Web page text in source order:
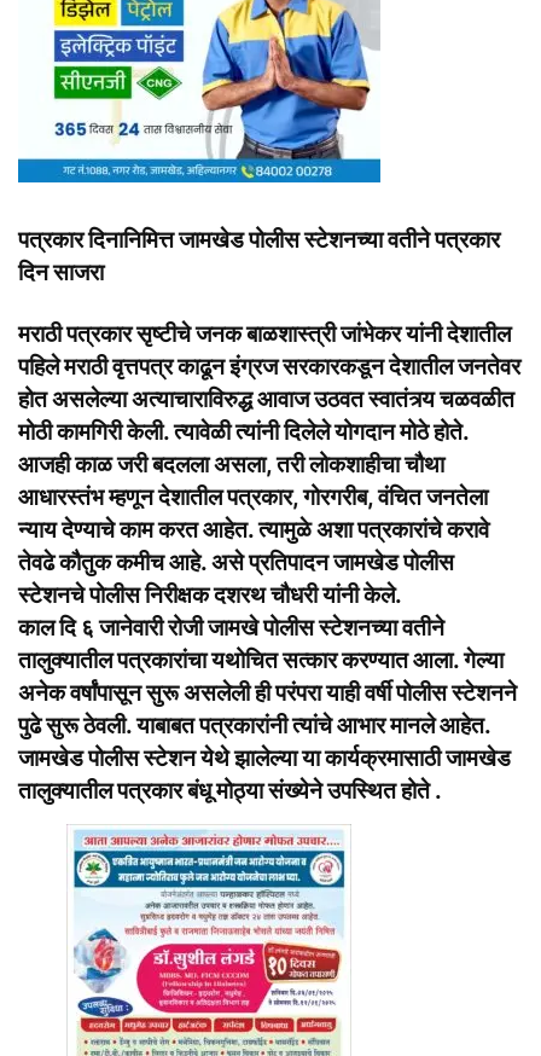
पत्रकार दिनानिमित्त जामखेड पोलीस स्टेशनच्या वतीने पत्रकार
दिन साजरा
मराठी पत्रकार सृष्टीचे जनक बाळशास्त्री जांभेकर यांनी देशातील
पहिले मराठी वृत्तपत्र काढून इंग्रज सरकारकडून देशातील जनतेवर
होत असलेल्या अत्याचाराविरुद्ध आवाज उठवत स्वातंत्र्य चळवळीत
मोठी कामगिरी केली. त्यावेळी त्यांनी दिलेले योगदान मोठे होते.
आजही काळ जरी बदलला असला, तरी लोकशाहीचा चौथा
आधारस्तंभ म्हणून देशातील पत्रकार, गोरगरीब, वंचित जनतेला
न्याय देण्याचे काम करत आहेत. त्यामुळे अशा पत्रकारांचे करावे
तेवढे कौतुक कमीच आहे. असे प्रतिपादन जामखेड पोलीस
स्टेशनचे पोलीस निरीक्षक दशरथ चौधरी यांनी केले.
काल दि ६ जानेवारी रोजी जामखे पोलीस स्टेशनच्या वतीने
तालुक्यातील पत्रकारांचा यथोचित सत्कार करण्यात आला. गेल्या
अनेक वर्षांपासून सुरू असलेली ही परंपरा याही वर्षी पोलीस स्टेशनने
पुढे सुरू ठेवली. याबाबत पत्रकारांनी त्यांचे आभार मानले आहेत.
जामखेड पोलीस स्टेशन येथे झालेल्या या कार्यक्रमासाठी जामखेड
तालुक्यातील पत्रकार बंधू मोठ्या संख्येने उपस्थित होते .